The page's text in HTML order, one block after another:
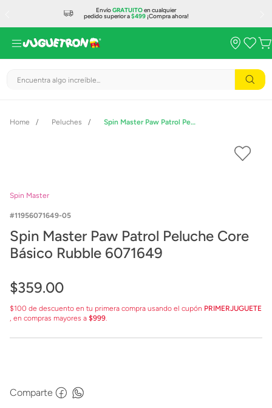
EnvíoGRATUITOen cualquier
pedido superior a$499¡Compra ahora!
Encuentra algo increíble...
Peluches Spin Master Paw Patrol Peluche Core Básico Rubble 6071649
Spin Master
11956071649-05
Spin Master Paw Patrol Peluche Core
Básico Rubble 6071649
$359.00
$100 de descuento en tu primera compra usando el cupón PRIMERJUGUETE
, en compras mayores a $999.
Comparte